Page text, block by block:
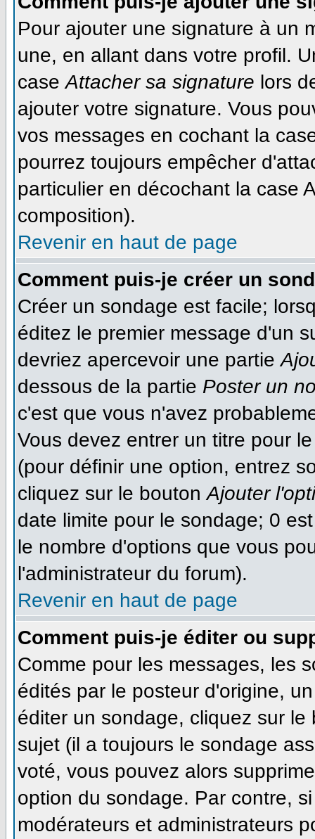
Pour ajouter une signature à un
une, en allant dans votre profil.
caseAttacher sa signature lors
ajouter votre signature. Vous
vos messages en cochant la
pourrez toujours empêcher
particulier en décochant la case
composition).
Revenir en haut de page
Comment puis-je créer un
Créer un sondage est facile;
éditez le premier message d'un
devriez apercevoir une partie
dessous de la partie Poster un
c'est que vous n'avez
Vous devez entrer un titre pour
(pour définir une option, entrez
cliquez sur le boutonAjouter
date limite pour le sondage; 0
le nombre d'options que vous
l'administrateur du forum).
Revenir en haut de page
Comment puis-je éditer ou
Comme pour les messages, les
édités par le posteur d'origine,
éditer un sondage, cliquez sur
sujet (il a toujours le sondage
voté, vous pouvez alors
option du sondage. Par contre,
modérateurs et administrateurs